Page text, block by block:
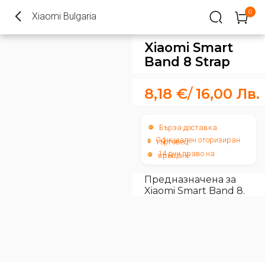
Xiaomi Bulgaria 0
Xiaomi Smart
Band 8 Strap
8,18 €/16,00 Лв.
Бърза доставка
Официален оторизиран
търговец
14 дни право на
връщане
Предназначена за
Xiaomi Smart Band 8.